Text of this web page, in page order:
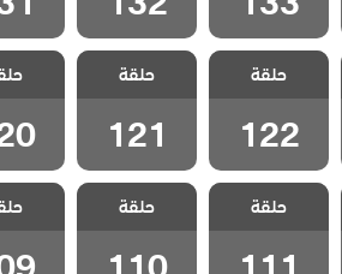
مسلسل لا تترك
يدي مدبلج
الحلقة 122
حلقة
122
مسلسل لا تترك
يدي مدبلج
الحلقة 121
حلقة
121
مسلسل
يدي
الحلقة
مسلسل لا تترك
يدي مدبلج
الحلقة 111
حلقة
مسلسل لا تترك
يدي مدبلج
الحلقة 110
حلقة
مسلسل
يدي
الحلقة